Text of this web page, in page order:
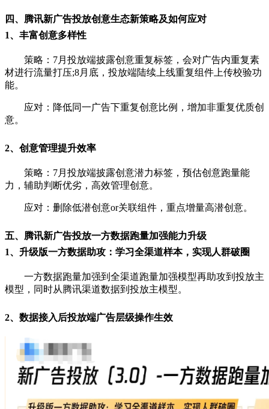
四、腾讯新广告投放创意生态新策略及如何应对
1、丰富创意多样性
策略：7月投放端披露创意重复标签，会对广告内重复素
材进行流量打压;8月底，投放端陆续上线重复组件上传校验功
能。
应对：降低同一广告下重复创意比例，增加非重复优质创
意。
2、创意管理提升效率
策略：7月投放端披露创意潜力标签，预估创意跑量能
力，辅助判断优劣，高效管理创意。
应对：删除低潜创意or关联组件，重点增量高潜创意。
五、腾讯新广告投放一方数据跑量加强能力升级
1、升级版一方数据助攻：学习全渠道样本，实现人群破圈
一方数据跑量加强到全渠道跑量加强模型再助攻到投放主
模型，同时从腾讯渠道数据到投放主模型。
2、数据接入后投放端广告层级操作生效